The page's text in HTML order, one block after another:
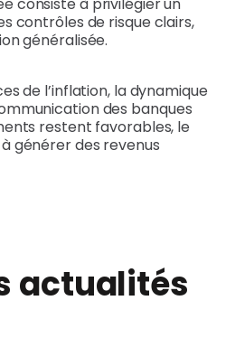
contrôles de risque clairs,
généralisée.
de l’inflation, la dynamique
des banques
restent favorables, le
générer des revenus
actualités